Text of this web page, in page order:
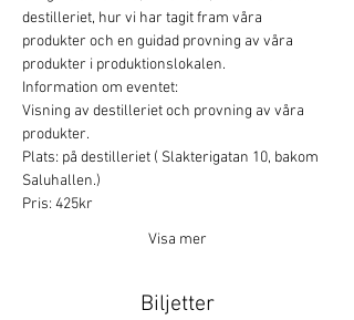
destilleriet, hur vi har tagit fram våra
produkter och en guidad provning av våra
produkter i produktionslokalen.
Information om eventet:
Visning av destilleriet och provning av våra
produkter.
Plats: på destilleriet ( Slakterigatan 10, bakom
Saluhallen.)
Pris: 425kr
Visa mer
Biljetter